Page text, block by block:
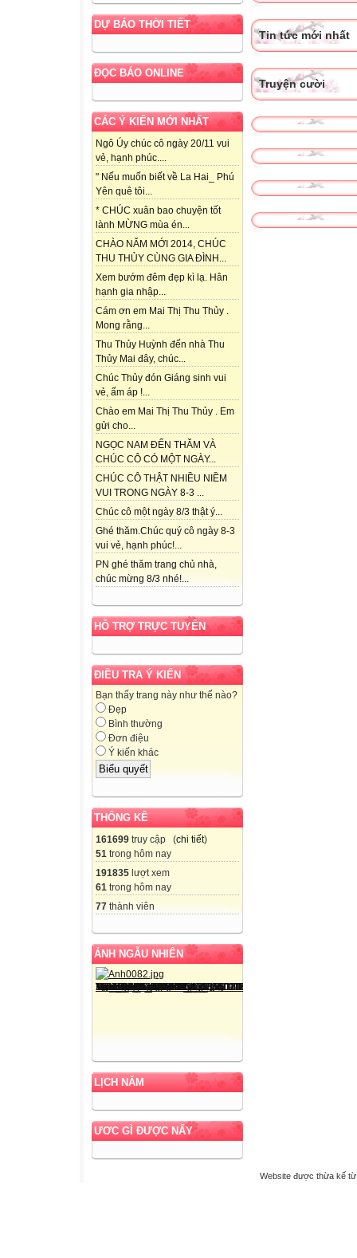
DỰ BÁO THỜI TIẾT
ĐỌC BÁO ONLINE
CÁC Ý KIẾN MỚI NHẤT
Ngô Úy chúc cô ngày 20/11 vui
vẻ, hạnh phúc....
" Nếu muốn biết về La Hai_ Phú
Yên quê tôi...
* CHÚC xuân bao chuyện tốt
lành MỪNG mùa én...
CHÀO NĂM MỚI 2014, CHÚC
THU THỦY CÙNG GIA ĐÌNH...
Xem bướm đêm đẹp kì lạ. Hân
hạnh gia nhập...
Cám ơn em Mai Thị Thu Thủy .
Mong rằng...
Thu Thủy Huỳnh đến nhà Thu
Thủy Mai đây, chúc...
Chúc Thủy đón Giáng sinh vui
vẻ, ấm áp !...
Chào em Mai Thị Thu Thủy . Em
gửi cho...
NGỌC NAM ĐẾN THĂM VÀ
CHÚC CÔ CÓ MỘT NGÀY...
CHÚC CÔ THẬT NHIỀU NIỀM
VUI TRONG NGÀY 8-3 ...
Chúc cô một ngày 8/3 thật ý...
Ghé thăm.Chúc quý cô ngày 8-3
vui vẻ, hạnh phúc!...
PN ghé thăm trang chủ nhà,
chúc mừng 8/3 nhé!...
HỖ TRỢ TRỰC TUYẾN
ĐIỀU TRA Ý KIẾN
Bạn thấy trang này như thế nào?
Đẹp
Bình thường
Đơn điệu
Ý kiến khác
THỐNG KÊ
161699 truy cập (chi tiết)
51 trong hôm nay
191835 lượt xem
61 trong hôm nay
77 thành viên
ẢNH NGẪU NHIÊN
LỊCH NĂM
ƯƠC GÌ ĐƯỢC NẤY
Tin tức mới nhất
Truyện cười
Website được thừa kế